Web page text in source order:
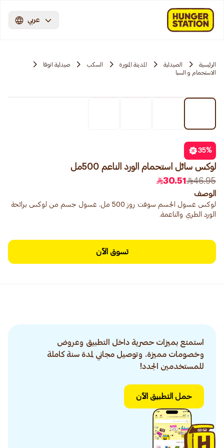
عربي
الرئيسية الصيدلية المدينة المنورة السكب
صيدلية انوفا
الاستحمام و السبا
35%
لوكس سائل استحمام الورد الناعم 500مل
46.95
30.51
الوصف
لوكس غسول الجسم سوفت روز 500 مل. غسول جسم من لوكس برائحة
الورد الطري والناعمة.
تسوق الآن
استمتع بميزات حصرية داخل التطبيق وعروض
وخصومات مميزة. وتوصيل مجاني لمدة سنة كاملة
للمستخدمين الجدد!
حمل التطبيق الآن